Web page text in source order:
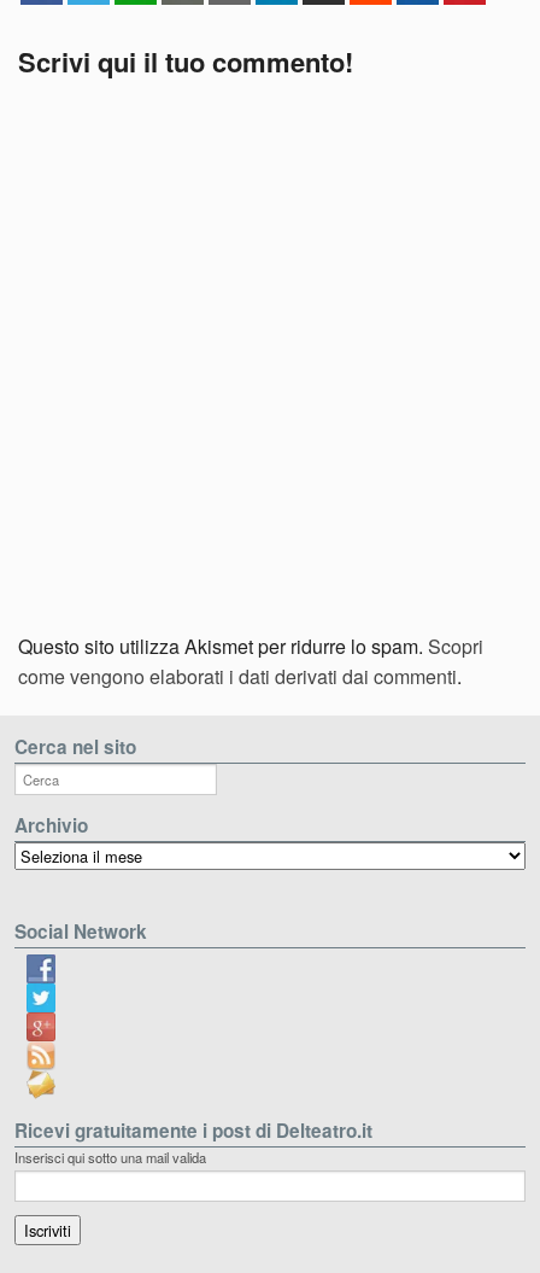
Scrivi qui il tuo commento!
Questo sito utilizza Akismet per ridurre lo spam. Scopri
come vengono elaborati i dati derivati dai commenti.
Cerca nel sito
Archivio
Archivio
Social Network
Ricevi gratuitamente i post di Delteatro.it
Inserisci qui sotto una mail valida